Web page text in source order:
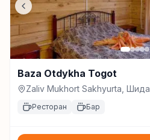
Baza Otdykha Togot
Zaliv Mukhort Sakhyurta, Шида
Ресторан Бар